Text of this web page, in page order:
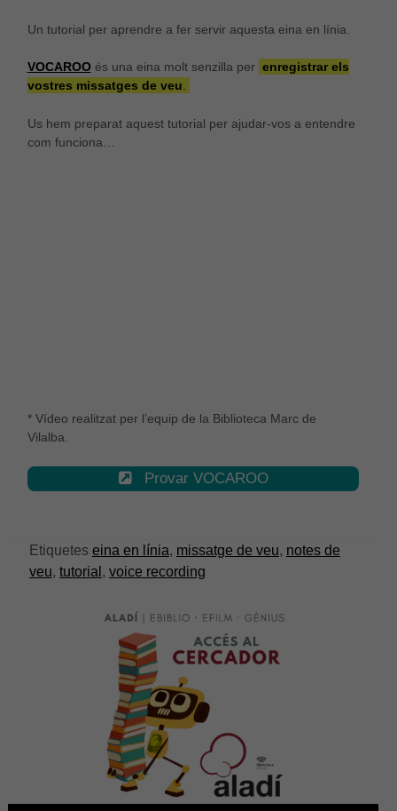
Un tutorial per aprendre a fer servir aquesta eina en línia.
VOCAROOés una eina molt senzilla per enregistrar els
vostres missatges de veu.
Us hem preparat aquest tutorial per ajudar-vos a entendre
com funciona…
veure aquest contingut. El més probable és que
tinguis l'experiència desactivada.
Revisar els teus ajustos
* Vídeo realitzat per l’equip de la Biblioteca Marc de
Vilalba.
Provar VOCAROO
Etiquetes eina en línia, missatge de veu, notes de
veu, tutorial , voice recording
Aquestes
cookies no
són
opcionals,
són